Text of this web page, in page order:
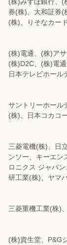
券(株)、 大和証券(
(株)、りそなカー
(株)電通、(株)ア
(株)D2C、 (株)電
日本テレビホール
サントリーホール
(株)、
日本コカコ
三菱電機(株)、日
ンソー、 キーエン
ロニクス ジャパン
研工業(株)、ヤマ
三菱重機工業(株)
(株)資生堂、P&G